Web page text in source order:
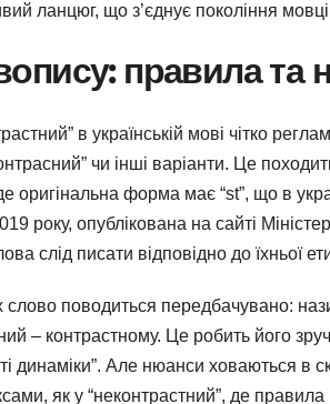
ланцюг, що з’єднує покоління
правила та
в українській мові чітко
чи інші варіанти. Це
оригінальна форма має “st”, що в
року, опублікована на сайті
слід писати відповідно до їхньої
слово поводиться передбачувано:
– контрастному. Це робить його
динаміки”. Але нюанси ховаються в
як у “неконтрастний”, де